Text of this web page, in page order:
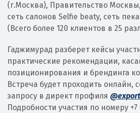
(г.Москва), Правительство
сеть салонов Selfie beaty, сеть
(Всего более 120 клиентов в 25
Гаджимурад разберет кейсы
практические рекомендации,
позиционирования и брендинга
Встреча будет проходить онлайн,
запросу в директ профиля
Подробности участия по номеру +7